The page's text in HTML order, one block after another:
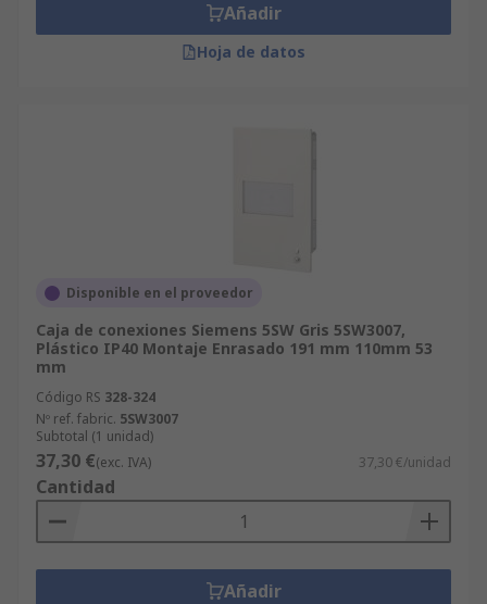
Añadir
Hoja de datos
Disponible en el proveedor
Caja de conexiones Siemens 5SW Gris 5SW3007,
Plástico IP40 Montaje Enrasado 191 mm 110mm 53
mm
Código RS 328-324
Nº ref. fabric. 5SW3007
Subtotal (1 unidad)
37,30 €(exc. IVA) 37,30 €/unidad
Cantidad
Añadir